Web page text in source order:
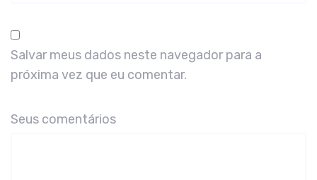
Salvar meus dados neste navegador para a
próxima vez que eu comentar.
Seus comentários